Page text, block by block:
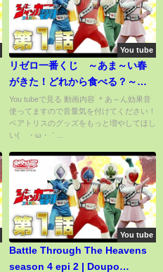
You tube
リゼロ一番くじ ～あま～い春
がきた！どれから食べる？～２
１回引いた結果・・
You tubeで見る 動画内容 ＊あ～ん効果音
使ってますので音量気を付けてください！
ベアトリスのグッズをもっと増やしてほし
い(´・ω・｀...
You tube
Battle Through The Heavens
season 4 epi 2 | Doupo